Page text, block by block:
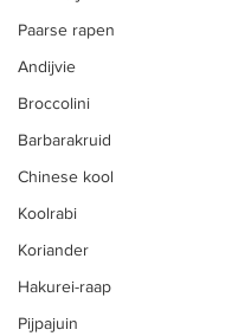
Paarse rapen
Andijvie
Broccolini
Barbarakruid
Chinese kool
Koolrabi
Koriander
Hakurei-raap
Pijpajuin
Fruit
Snijbloemen
Eieren
Zelfoogst
CSA Herk-de-Stad
Vleespakketten
Hoevevlees